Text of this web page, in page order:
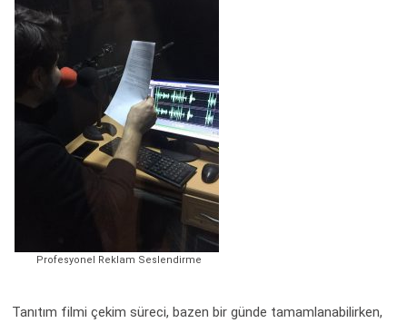
Profesyonel Reklam Seslendirme
Tanıtım filmi çekim süreci, bazen bir günde tamamlanabilirken,